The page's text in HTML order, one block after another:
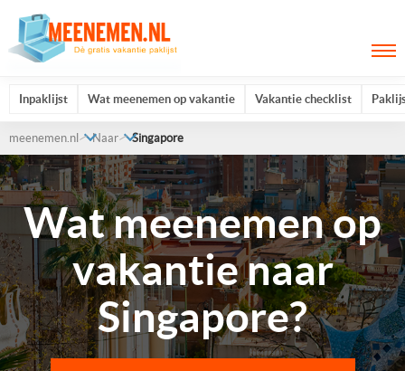
Inpaklijst Wat meenemen op vakantie Vakantie checklist
meenemen.nl Naar Singapore
Wat meenemen op
vakantie naar
Singapore?